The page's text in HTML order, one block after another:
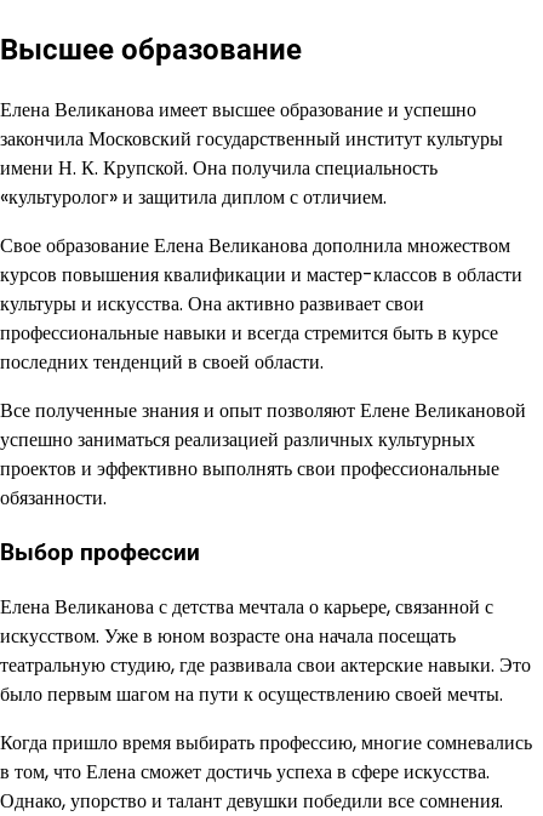
Высшее образование
Елена Великанова имеет высшее образование и успешно
закончила Московский государственный институт культуры
имени Н. К. Крупской. Она получила специальность
«культуролог» и защитила диплом с отличием.
Свое образование Елена Великанова дополнила множеством
курсов повышения квалификации и мастер-классов в области
культуры и искусства. Она активно развивает свои
профессиональные навыки и всегда стремится быть в курсе
последних тенденций в своей области.
Все полученные знания и опыт позволяют Елене Великановой
успешно заниматься реализацией различных культурных
проектов и эффективно выполнять свои профессиональные
обязанности.
Выбор профессии
Елена Великанова с детства мечтала о карьере, связанной с
искусством. Уже в юном возрасте она начала посещать
театральную студию, где развивала свои актерские навыки. Это
было первым шагом на пути к осуществлению своей мечты.
Когда пришло время выбирать профессию, многие сомневались
в том, что Елена сможет достичь успеха в сфере искусства.
Однако, упорство и талант девушки победили все сомнения.